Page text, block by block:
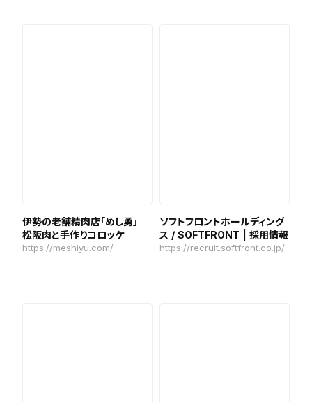
伊勢の老舗精肉店「めし勇」｜
松阪肉と手作りコロッケ
https://meshiyu.com/
ソフトフロントホールディング
ス / SOFTFRONT | 採用情報
https://recruit.softfront.co.jp/